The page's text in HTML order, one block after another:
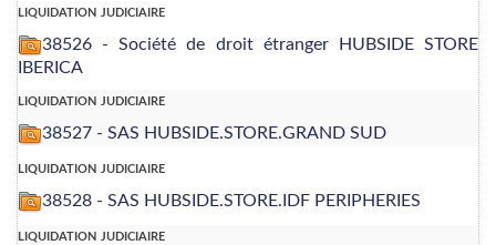
liquidation judiciaire
38526 - Société de droit étranger HUBSIDE STORE
IBERICA
liquidation judiciaire
38527 - SAS HUBSIDE.STORE.GRAND SUD
liquidation judiciaire
38528 - SAS HUBSIDE.STORE.IDF PERIPHERIES
liquidation judiciaire